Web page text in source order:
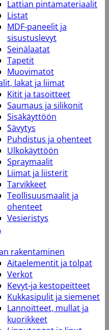
Lattian pintamateriaalit
Listat
MDF-paneelit ja
sisustuslevyt
Seinälaatat
Tapetit
Muovimatot
lakat ja liimat
Kitit ja tasoitteet
Saumaus ja silikonit
Sisäkäyttöön
Sävytys
Puhdistus ja ohenteet
Ulkokäyttöön
Spraymaalit
Liimat ja liisterit
Tarvikkeet
Teollisuusmaalit ja
ohenteet
Vesieristys
rakentaminen
Aitaelementit ja tolpat
Verkot
Kevyt-ja kestopeitteet
Kukkasipulit ja siemenet
Lannoitteet, mullat ja
kuorikkeet